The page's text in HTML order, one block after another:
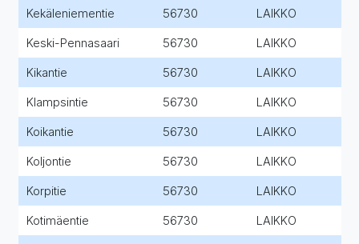
Kekäleniementie 56730 LAIKKO
Keski-Pennasaari 56730 LAIKKO
Kikantie 56730 LAIKKO
Klampsintie 56730 LAIKKO
Koikantie 56730 LAIKKO
Koljontie 56730 LAIKKO
Korpitie 56730 LAIKKO
Kotimäentie 56730 LAIKKO